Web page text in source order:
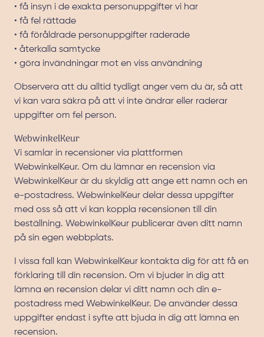
• få insyn i de exakta personuppgifter vi har
• få fel rättade
• få föråldrade personuppgifter raderade
• återkalla samtycke
• göra invändningar mot en viss användning
Observera att du alltid tydligt anger vem du är, så att
vi kan vara säkra på att vi inte ändrar eller raderar
uppgifter om fel person.
WebwinkelKeur
Vi samlar in recensioner via plattformen
WebwinkelKeur. Om du lämnar en recension via
WebwinkelKeur är du skyldig att ange ett namn och en
e-postadress. WebwinkelKeur delar dessa uppgifter
med oss så att vi kan koppla recensionen till din
beställning. WebwinkelKeur publicerar även ditt namn
på sin egen webbplats.
I vissa fall kan WebwinkelKeur kontakta dig för att få en
förklaring till din recension. Om vi bjuder in dig att
lämna en recension delar vi ditt namn och din e-
postadress med WebwinkelKeur. De använder dessa
uppgifter endast i syfte att bjuda in dig att lämna en
recension.